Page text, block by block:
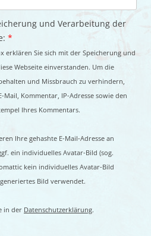
und Verarbeitung der
*
erklären Sie sich mit der Speicherung und
Webseite einverstanden. Um die
und Missbrauch zu verhindern,
Mail, Kommentar, IP-Adresse sowie den
Ihres Kommentars.
Ihre gehashte E-Mail-Adresse an
ein individuelles Avatar-Bild (sog.
kein individuelles Avatar-Bild
Bild verwendet.
in der Datenschutzerklärung.